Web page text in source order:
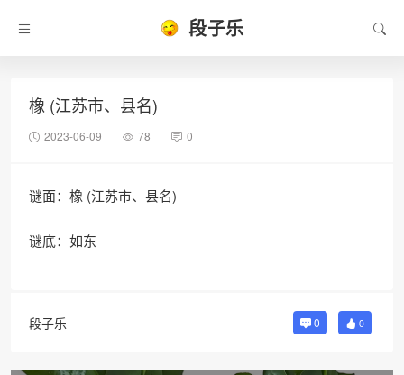
段子乐
橡 (江苏市、县名)
2023-06-09 78 0
谜面：橡 (江苏市、县名)
谜底：如东
段子乐 0 0